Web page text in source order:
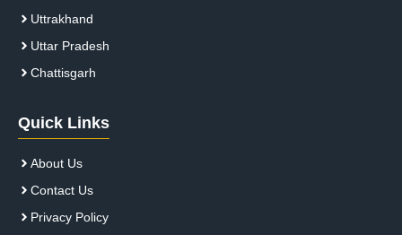
Uttrakhand
Uttar Pradesh
Chattisgarh
Quick Links
About Us
Contact Us
Privacy Policy